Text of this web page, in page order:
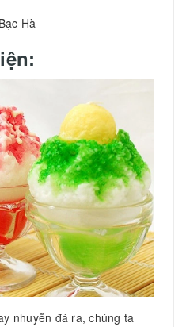
nhuyễn đá ra, chúng ta